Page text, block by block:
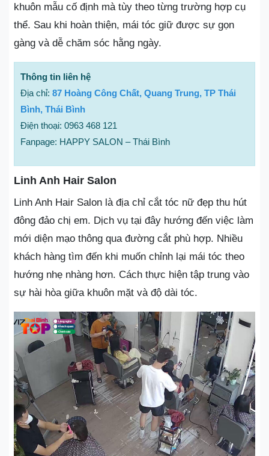
khuôn mẫu cố định mà tùy theo từng trường hợp cụ
thể. Sau khi hoàn thiện, mái tóc giữ được sự gọn
gàng và dễ chăm sóc hằng ngày.
Thông tin liên hệ
Địa chỉ: 87 Hoàng Công Chất, Quang Trung, TP Thái
Bình, Thái Bình
Điện thoại: 0963 468 121
Fanpage: HAPPY SALON – Thái Bình
Linh Anh Hair Salon
Linh Anh Hair Salon là địa chỉ cắt tóc nữ đẹp thu hút
đông đảo chị em. Dịch vụ tại đây hướng đến việc làm
mới diện mạo thông qua đường cắt phù hợp. Nhiều
khách hàng tìm đến khi muốn chỉnh lại mái tóc theo
hướng nhẹ nhàng hơn. Cách thực hiện tập trung vào
sự hài hòa giữa khuôn mặt và độ dài tóc.